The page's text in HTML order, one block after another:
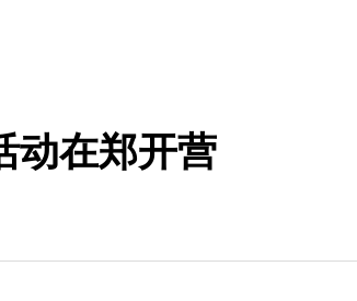
动在郑开营